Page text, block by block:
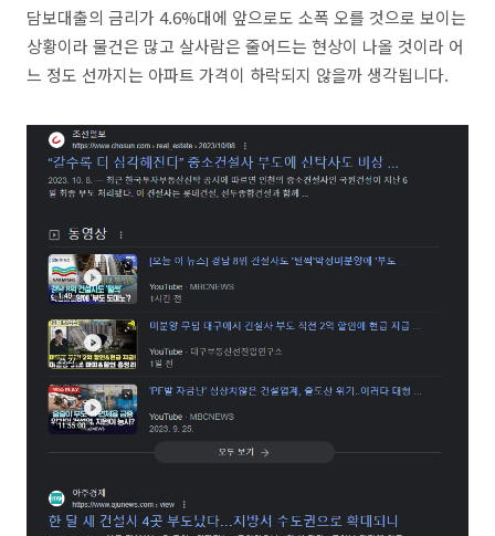
담보대출의 금리가 4.6%대에 앞으로도 소폭 오를 것으로 보이는
상황이라 물건은 많고 살사람은 줄어드는 현상이 나올 것이라 어
느 정도 선까지는 아파트 가격이 하락되지 않을까 생각됩니다.